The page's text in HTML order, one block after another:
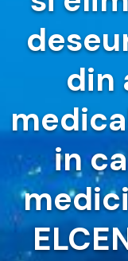
din
in